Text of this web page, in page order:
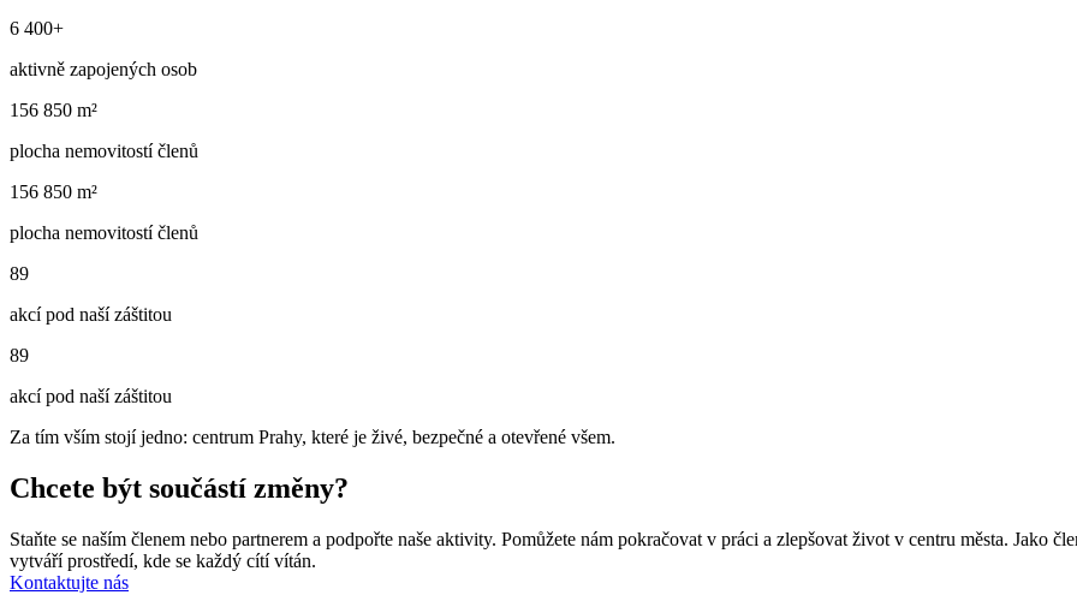
6 400+
aktivně zapojených osob
156 850 m²
plocha nemovitostí členů
156 850 m²
plocha nemovitostí členů
89
akcí pod naší záštitou
89
akcí pod naší záštitou
Za tím vším stojí jedno: centrum Prahy, které je živé, bezpečné a otevřené všem.
Chcete být součástí změny?
Staňte se naším členem nebo partnerem a podpořte naše aktivity. Pomůžete nám pokračovat v práci a zlepšovat život v centru města. Jako
vytváří prostředí, kde se každý cítí vítán.
Kontaktujte nás